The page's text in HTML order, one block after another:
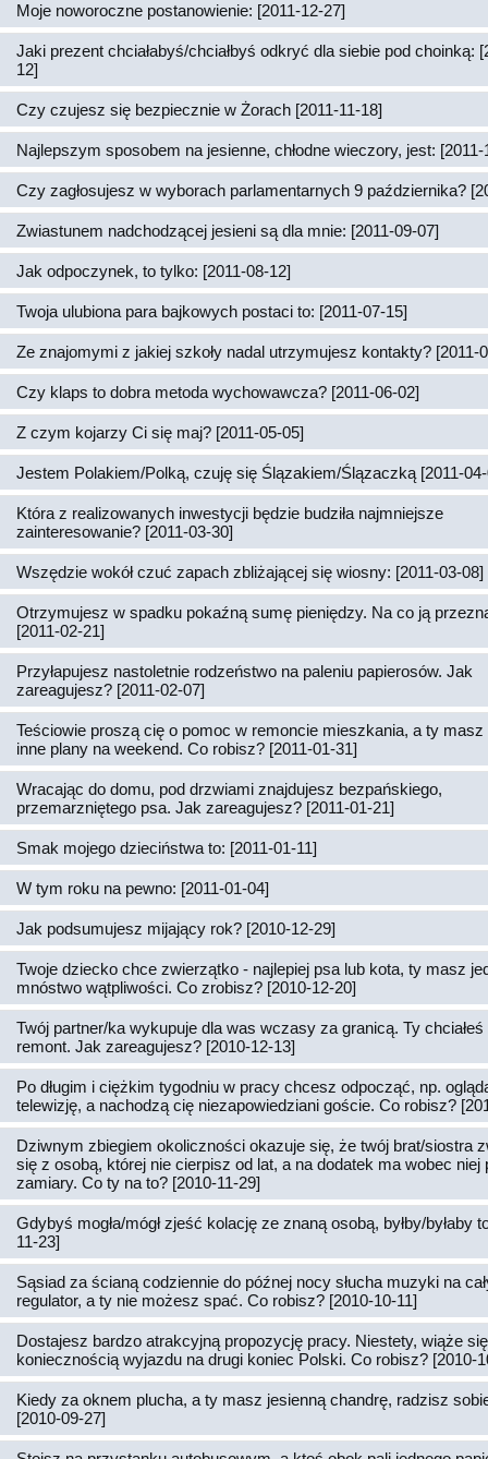
Moje noworoczne postanowienie: [2011-12-27]
Jaki prezent chciałabyś/chciałbyś odkryć dla siebie pod choinką:
12]
Czy czujesz się bezpiecznie w Żorach [2011-11-18]
Najlepszym sposobem na jesienne, chłodne wieczory, jest: [2011-
Czy zagłosujesz w wyborach parlamentarnych 9 października?
Zwiastunem nadchodzącej jesieni są dla mnie: [2011-09-07]
Jak odpoczynek, to tylko: [2011-08-12]
Twoja ulubiona para bajkowych postaci to: [2011-07-15]
Ze znajomymi z jakiej szkoły nadal utrzymujesz kontakty? [2011-
Czy klaps to dobra metoda wychowawcza? [2011-06-02]
Z czym kojarzy Ci się maj? [2011-05-05]
Jestem Polakiem/Polką, czuję się Ślązakiem/Ślązaczką [2011-
Która z realizowanych inwestycji będzie budziła najmniejsze
zainteresowanie? [2011-03-30]
Wszędzie wokół czuć zapach zbliżającej się wiosny: [2011-03-08]
Otrzymujesz w spadku pokaźną sumę pieniędzy. Na co ją
[2011-02-21]
Przyłapujesz nastoletnie rodzeństwo na paleniu papierosów. Jak
zareagujesz? [2011-02-07]
Teściowie proszą cię o pomoc w remoncie mieszkania, a ty masz
inne plany na weekend. Co robisz? [2011-01-31]
Wracając do domu, pod drzwiami znajdujesz bezpańskiego,
przemarzniętego psa. Jak zareagujesz? [2011-01-21]
Smak mojego dzieciństwa to: [2011-01-11]
W tym roku na pewno: [2011-01-04]
Jak podsumujesz mijający rok? [2010-12-29]
Twoje dziecko chce zwierzątko - najlepiej psa lub kota, ty masz
mnóstwo wątpliwości. Co zrobisz? [2010-12-20]
Twój partner/ka wykupuje dla was wczasy za granicą. Ty
remont. Jak zareagujesz? [2010-12-13]
Po długim i ciężkim tygodniu w pracy chcesz odpocząć, np.
telewizję, a nachodzą cię niezapowiedziani goście. Co robisz?
Dziwnym zbiegiem okoliczności okazuje się, że twój brat/siostra
się z osobą, której nie cierpisz od lat, a na dodatek ma wobec niej
zamiary. Co ty na to? [2010-11-29]
Gdybyś mogła/mógł zjeść kolację ze znaną osobą, byłby/byłaby
11-23]
Sąsiad za ścianą codziennie do późnej nocy słucha muzyki na
regulator, a ty nie możesz spać. Co robisz? [2010-10-11]
Dostajesz bardzo atrakcyjną propozycję pracy. Niestety, wiąże
koniecznością wyjazdu na drugi koniec Polski. Co robisz? [2010-
Kiedy za oknem plucha, a ty masz jesienną chandrę, radzisz
[2010-09-27]